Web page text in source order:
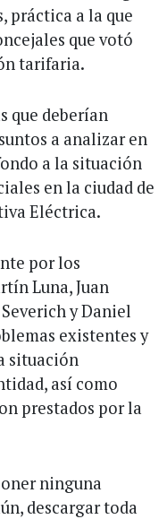
práctica a la que
que votó
tarifaria.
que deberían
a analizar en
a la situación
en la ciudad de
Eléctrica.
por los
Luna, Juan
y Daniel
existentes y
situación
así como
prestados por la
ninguna
descargar toda